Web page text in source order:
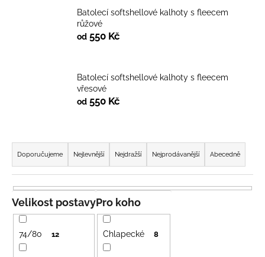
Batolecí softshellové kalhoty s fleecem
růžové
od 550 Kč
Batolecí softshellové kalhoty s fleecem
vřesové
od 550 Kč
Ř
a
z
e
n
í
p
Doporučujeme Nejlevnější Nejdražší Nejprodávanější Abecedně
Pro koho
Chlapecké 8
Velikost postavy
74/80 12
o
p